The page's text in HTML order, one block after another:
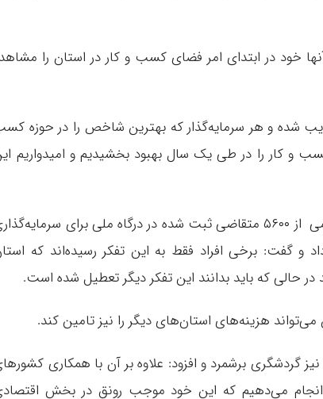
آنها خود در ابتدای امر فضای کسب و کار در استان را
شده و هر سرمایه‌گذار که بهترین شاخص را در حوزه
و کار را در طی یک سال بهبود بخشیدیم و امیدواریم
نماینده مردم ساری و میاندورود در مجلس شورای اسلامي از ۵۶۰۰ متقاضی ثبت شده در درگاه ملی برای
و گفت: برخی افراد فقط به این تفکر رسیده‌اند که
حالی که باید بدانند این تفکر‌ دیگر تعطیل شده است.
هزینه‌های استان‌های دیگر را نیز تامین کند.
گردشگری برشمرد و افزود: علاوه بر آن با همکاری
انجام می‌دهیم که این خود موجب رونق در بخش